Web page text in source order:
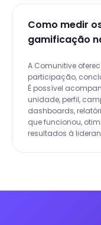
Como medir
gamificação
A Comunitive
participação,
É possível
unidade, perfil,
dashboards,
que funcionou,
resultados à